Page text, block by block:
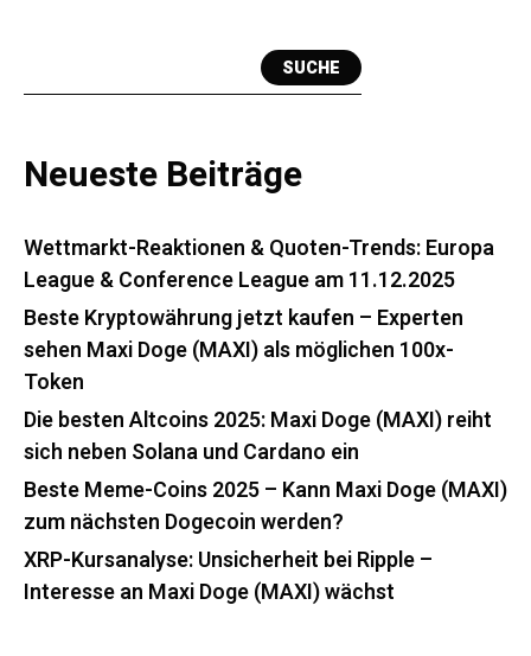
SUCHE
Neueste Beiträge
Wettmarkt-Reaktionen & Quoten-Trends: Europa
League & Conference League am 11.12.2025
Beste Kryptowährung jetzt kaufen – Experten
sehen Maxi Doge (MAXI) als möglichen 100x-
Token
Die besten Altcoins 2025: Maxi Doge (MAXI) reiht
sich neben Solana und Cardano ein
Beste Meme-Coins 2025 – Kann Maxi Doge (MAXI)
zum nächsten Dogecoin werden?
XRP-Kursanalyse: Unsicherheit bei Ripple –
Interesse an Maxi Doge (MAXI) wächst